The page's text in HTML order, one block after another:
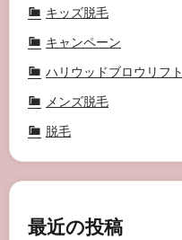
キッズ脱毛
キャンペーン
ハリウッドブロウリフト
メンズ脱毛
脱毛
最近の投稿